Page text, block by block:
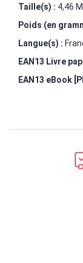
Taille(s) : 4,46
Poids (en
Langue(s) :
EAN13 Livre
EAN13 eBook